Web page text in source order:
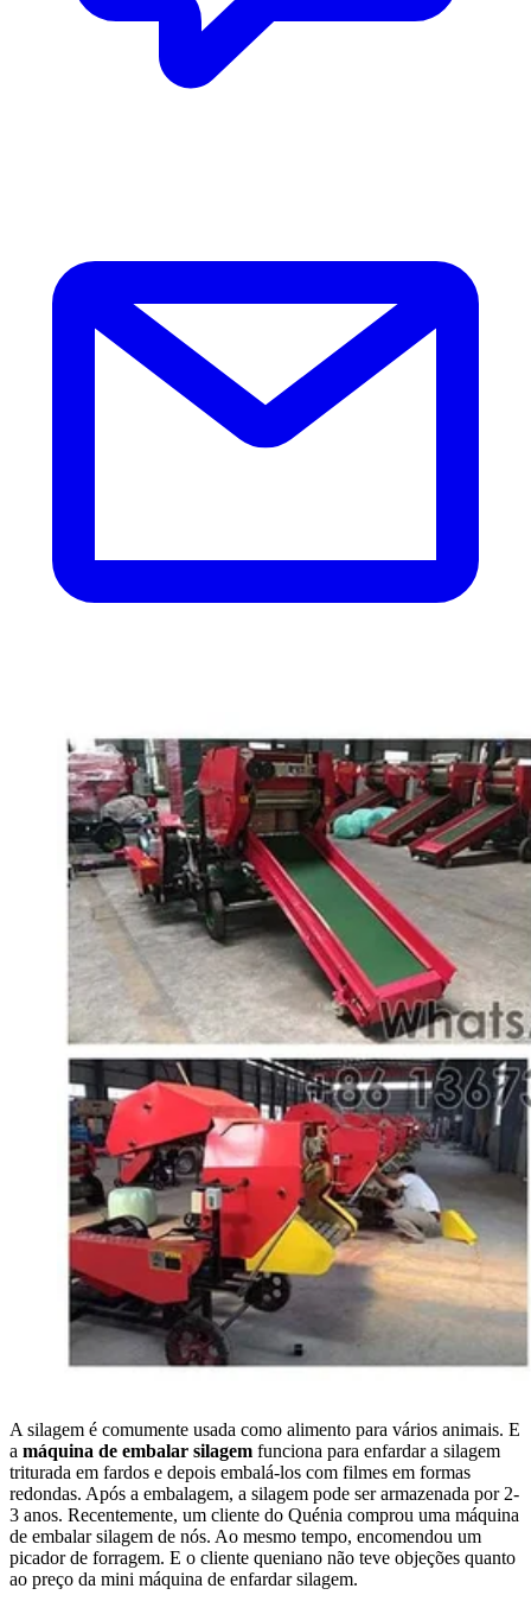
A silagem é comumente usada como alimento para vários animais. E
a máquina de embalar silagem funciona para enfardar a silagem
triturada em fardos e depois embalá-los com filmes em formas
redondas. Após a embalagem, a silagem pode ser armazenada por 2-
3 anos. Recentemente, um cliente do Quénia comprou uma máquina
de embalar silagem de nós. Ao mesmo tempo, encomendou um
picador de forragem. E o cliente queniano não teve objeções quanto
ao preço da mini máquina de enfardar silagem.